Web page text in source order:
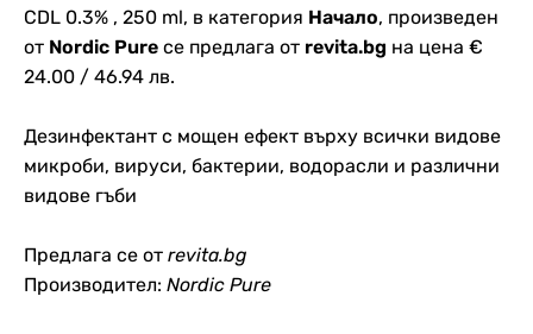
CDL 0.3% , 250 ml, в категория Начало, произведен
от Nordic Pure се предлага от revita.bg на цена €
24.00 / 46.94 лв.
Дезинфектант с мощен ефект върху всички видове
микроби, вируси, бактерии, водорасли и различни
видове гъби
Предлага се от revita.bg
Производител: Nordic Pure